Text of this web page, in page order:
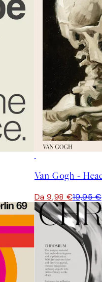
Da 9,98 €19,95 €